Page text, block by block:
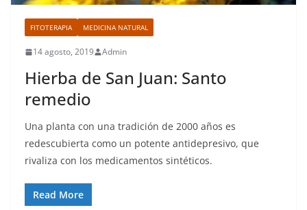
FITOTERAPIA MEDICINA NATURAL
14 agosto, 2019 Admin
Hierba de San Juan: Santo
remedio
Una planta con una tradición de 2000 años es
redescubierta como un potente antidepresivo, que
rivaliza con los medicamentos sintéticos.
Read More